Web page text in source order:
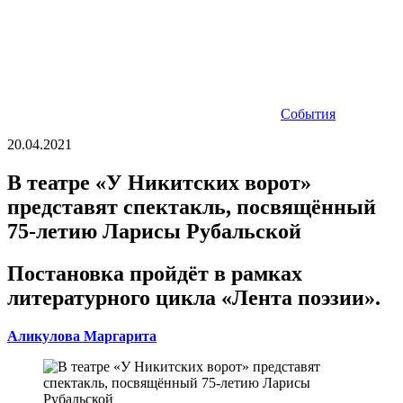
События
20.04.2021
В театре «У Никитских ворот»
представят спектакль, посвящённый
75-летию Ларисы Рубальской
Постановка пройдёт в рамках
литературного цикла «Лента поэзии».
Аликулова Маргарита